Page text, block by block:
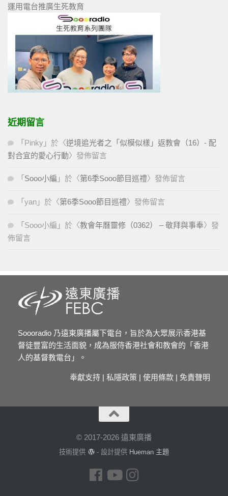
運用電台推廣生死教育
近期留言
「 Pinky 」於〈逆境追光者之「似模似樣」返教會（16）- 配
對合宜的愛心行動〉發佈留言
「 Sooo小編 」於〈第6季Sooo節目巡禮〉發佈留言
「 yan 」於〈第6季Sooo節目巡禮〉發佈留言
「 Sooo小編 」於〈教會年曆靈修（0362） – 敬拜與事奉〉發
佈留言
Soooradio 乃遠東廣播屬下電台，旨於為大眾展示香港基
督徒豐富的生活面貌，成為服侍香港社會和教會的「香港
人的基督教電台」。
奉獻支持 | 私隱政策 | 使用條款 | 免責聲明
© 2017-2026 遠東廣播
技術提供 - 設計提供 Hueman 主題